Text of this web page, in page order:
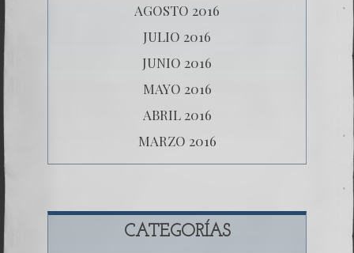
AGOSTO 2016
JULIO 2016
JUNIO 2016
MAYO 2016
ABRIL 2016
MARZO 2016
CATEGORÍAS